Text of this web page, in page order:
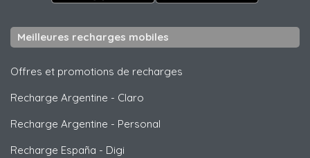
Meilleures recharges mobiles
Offres et promotions de recharges
Recharge Argentine - Claro
Recharge Argentine - Personal
Recharge España - Digi